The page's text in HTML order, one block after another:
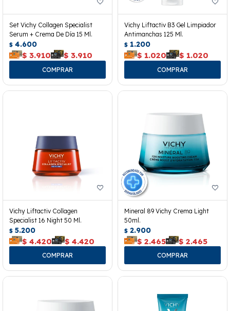
Set Vichy Collagen Specialist
Serum + Crema De Día 15 Ml.
$ 4.600
$ 3.910 $ 3.910
Vichy Liftactiv B3 Gel Limpiador
Antimanchas 125 Ml.
$ 1.200
$ 1.020 $ 1.020
Vichy Liftactiv Collagen
Specialist 16 Night 50 Ml.
$ 5.200
$ 4.420 $ 4.420
Mineral 89 Vichy Crema Light
50ml.
$ 2.900
$ 2.465 $ 2.465